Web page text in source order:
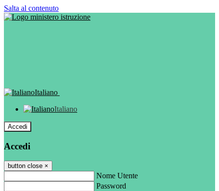
Salta al contenuto
Italiano
Italiano
Accedi
Accedi
button close ×
Nome Utente
Password